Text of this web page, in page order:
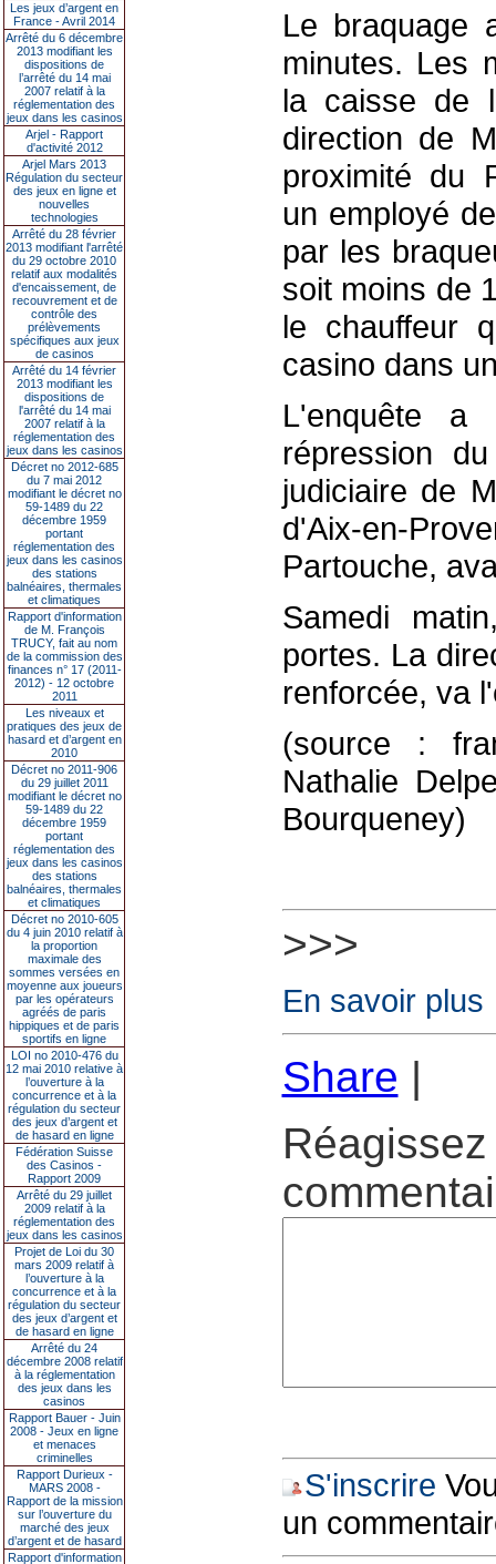
Les jeux d’argent en
France - Avril 2014
Arrêté du 6 décembre
2013 modifiant les
dispositions de
l’arrêté du 14 mai
2007 relatif à la
réglementation des
jeux dans les casinos
Arjel - Rapport
d'activité 2012
Arjel Mars 2013
Régulation du secteur
des jeux en ligne et
nouvelles
technologies
Arrêté du 28 février
2013 modifiant l'arrêté
du 29 octobre 2010
relatif aux modalités
d'encaissement, de
recouvrement et de
contrôle des
prélèvements
spécifiques aux jeux
de casinos
Arrêté du 14 février
2013 modifiant les
dispositions de
l'arrêté du 14 mai
2007 relatif à la
réglementation des
jeux dans les casinos
Décret no 2012-685
du 7 mai 2012
modifiant le décret no
59-1489 du 22
décembre 1959
portant
réglementation des
jeux dans les casinos
des stations
balnéaires, thermales
et climatiques
Rapport d'information
de M. François
TRUCY, fait au nom
de la commission des
finances n° 17 (2011-
2012) - 12 octobre
2011
Les niveaux et
pratiques des jeux de
hasard et d’argent en
2010
Décret no 2011-906
du 29 juillet 2011
modifiant le décret no
59-1489 du 22
décembre 1959
portant
réglementation des
jeux dans les casinos
des stations
balnéaires, thermales
et climatiques
Décret no 2010-605
du 4 juin 2010 relatif à
la proportion
maximale des
sommes versées en
moyenne aux joueurs
par les opérateurs
agréés de paris
hippiques et de paris
sportifs en ligne
LOI no 2010-476 du
12 mai 2010 relative à
l’ouverture à la
concurrence et à la
régulation du secteur
des jeux d’argent et
de hasard en ligne
Fédération Suisse
des Casinos -
Rapport 2009
Arrêté du 29 juillet
2009 relatif à la
réglementation des
jeux dans les casinos
Projet de Loi du 30
mars 2009 relatif à
l’ouverture à la
concurrence et à la
régulation du secteur
des jeux d’argent et
de hasard en ligne
Arrêté du 24
décembre 2008 relatif
à la réglementation
des jeux dans les
casinos
Rapport Bauer - Juin
2008 - Jeux en ligne
et menaces
criminelles
Rapport Durieux -
MARS 2008 -
Rapport de la mission
sur l’ouverture du
marché des jeux
d’argent et de hasard
Rapport d'information
Le braquage
minutes. Les
la caisse de
direction de
proximité du
un employé
par les
soit moins de
le chauffeur
casino dans
L'enquête
répression
judiciaire de
d'Aix-en-
Partouche,
Samedi
portes. La
renforcée, va
(source :
Nathalie
Bourqueney)
>>>
En savoir plus
Share |
S'inscrire
un